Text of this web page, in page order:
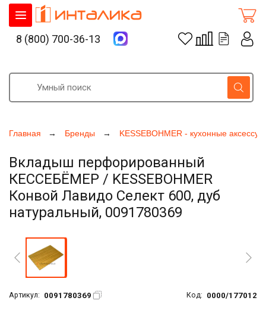
Главная Бренды KESSEBOHMER - кухонные
Вкладыш перфорированный
КЕССЕБЁМЕР / KESSEBOHMER
Конвой Лавидо Селект 600, дуб
натуральный, 0091780369
Артикул: 0091780369 Код: 0000/177012
8 (800) 700-36-13